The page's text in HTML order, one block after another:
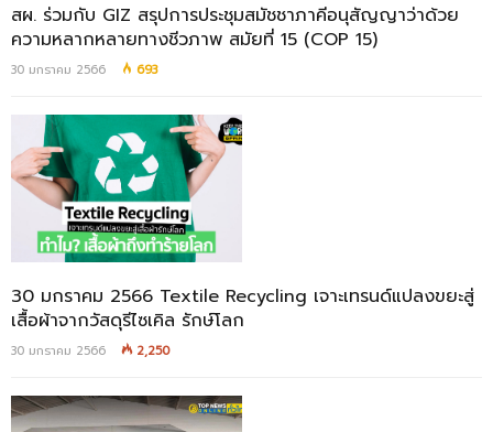
สผ. ร่วมกับ GIZ สรุปการประชุมสมัชชาภาคีอนุสัญญาว่าด้วย
ความหลากหลายทางชีวภาพ สมัยที่ 15 (COP 15)
30 มกราคม 2566 693
30 มกราคม 2566 Textile Recycling เจาะเทรนด์แปลงขยะสู่
เสื้อผ้าจากวัสดุรีไซเคิล รักษ์โลก
30 มกราคม 2566 2,250